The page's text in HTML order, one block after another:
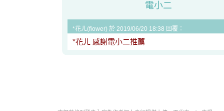
電小二
*花ㄦ(fiower) 於 2019/06/20 18:38 回覆：
*花ㄦ 感謝電小二推薦